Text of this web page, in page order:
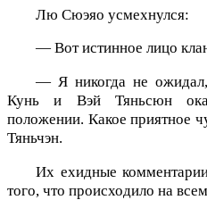
Лю Сюэяо усмехнулся:
— Вот истинное лицо
— Я никогда не
Кунь и Вэй Тяньсюн
положении. Какое приятное
Тяньчэн.
Их ехидные
того, что происходило на